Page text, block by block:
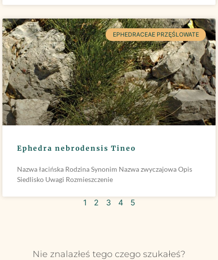
EPHEDRACEAE PRZĘŚLOWATE
Ephedra nebrodensis Tineo
Nazwa łacińska Rodzina Synonim Nazwa zwyczajowa Opis
Siedlisko Uwagi Rozmieszczenie
1 2 3 4 5
Nie znalazłeś tego czego szukałeś?